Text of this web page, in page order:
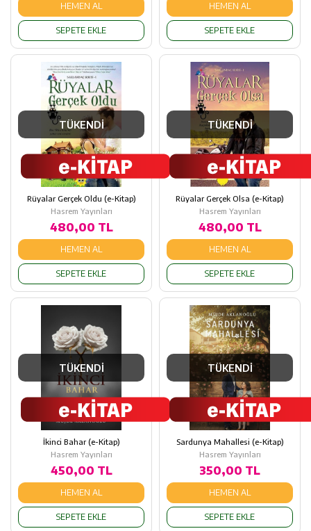
HEMEN AL
SEPETE EKLE
HEMEN AL
SEPETE EKLE
TÜKENDİ
Rüyalar Gerçek Oldu (e-Kitap)
Hasrem Yayınları
480,00 TL
HEMEN AL
SEPETE EKLE
TÜKENDİ
Rüyalar Gerçek Olsa (e-Kitap)
Hasrem Yayınları
480,00 TL
HEMEN AL
SEPETE EKLE
TÜKENDİ
İkinci Bahar (e-Kitap)
Hasrem Yayınları
450,00 TL
HEMEN AL
SEPETE EKLE
TÜKENDİ
Sardunya Mahallesi (e-Kitap)
Hasrem Yayınları
350,00 TL
HEMEN AL
SEPETE EKLE